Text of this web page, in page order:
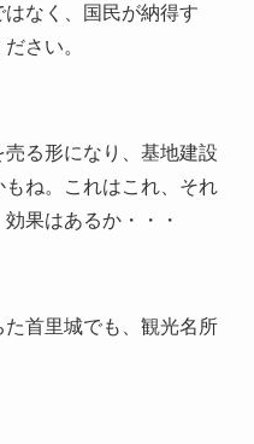
なく、国民が納得す
さい。
る形になり、基地建設
ね。これはこれ、それ
果はあるか・・・
首里城でも、観光名所